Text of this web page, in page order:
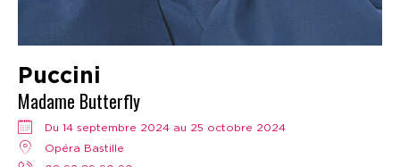
Puccini
Madame Butterfly
Du 14 septembre 2024 au 25 octobre 2024
Opéra Bastille